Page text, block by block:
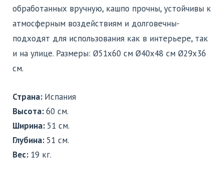
обработанных вручную, кашпо прочны, устойчивы к
атмосферным воздействиям и долговечны-
подходят для использования как в интерьере, так
и на улице. Размеры: Ø51x60 см Ø40x48 см Ø29x36
см.
Страна: Испания
Высота:60 см.
Ширина: 51 см.
Глубина: 51 см.
Вес: 19 кг.